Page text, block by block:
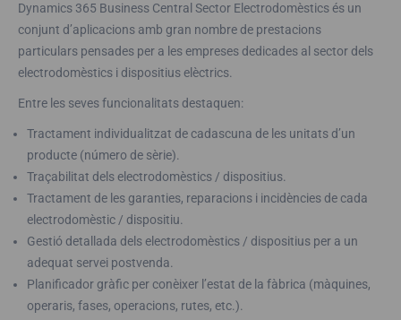
Dynamics 365 Business Central Sector Electrodomèstics és un
conjunt d’aplicacions amb gran nombre de prestacions
particulars pensades per a les empreses dedicades al sector dels
electrodomèstics i dispositius elèctrics.
Entre les seves funcionalitats destaquen:
Tractament individualitzat de cadascuna de les unitats d’un
producte (número de sèrie).
Traçabilitat dels electrodomèstics / dispositius.
Tractament de les garanties, reparacions i incidències de cada
electrodomèstic / dispositiu.
Gestió detallada dels electrodomèstics / dispositius per a un
adequat servei postvenda.
Planificador gràfic per conèixer l’estat de la fàbrica (màquines,
operaris, fases, operacions, rutes, etc.).